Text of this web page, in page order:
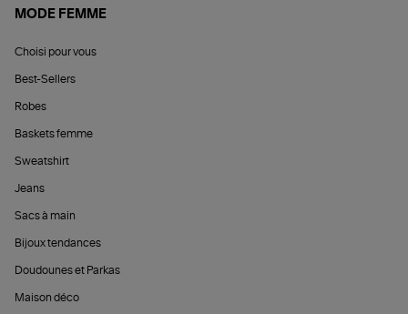
MODE FEMME
Choisi pour vous
Best-Sellers
Robes
Baskets femme
Sweatshirt
Jeans
Sacs à main
Bijoux tendances
Doudounes et Parkas
Maison déco